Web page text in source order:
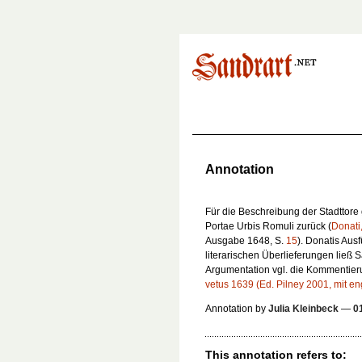
Annotation
Für die Beschreibung der
Portae Urbis Romuli zurück (
Ausgabe 1648, S. 15). Donatis
literarischen Überlieferungen ließ
Argumentation vgl. die
vetus 1639 (Ed. Pilney 2001, mit
Annotation by Julia Kleinbeck —
This annotation refers to: